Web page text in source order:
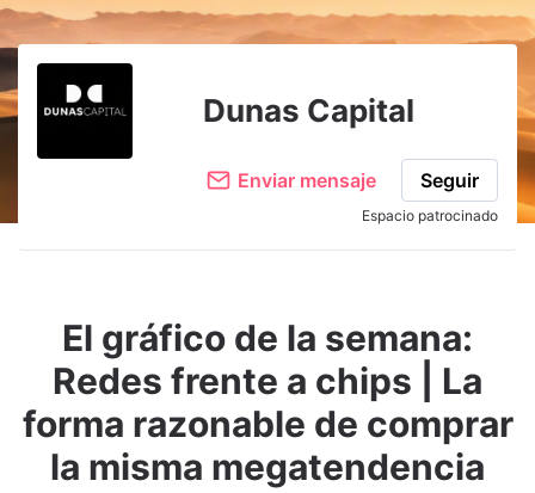
Dunas Capital
Enviar mensaje Seguir
Espacio patrocinado
El gráfico de la semana:
Redes frente a chips | La
forma razonable de comprar
la misma megatendencia